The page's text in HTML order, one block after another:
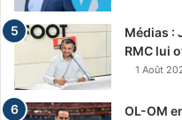
Médias :
RMC lui
1 Août
OL-OM